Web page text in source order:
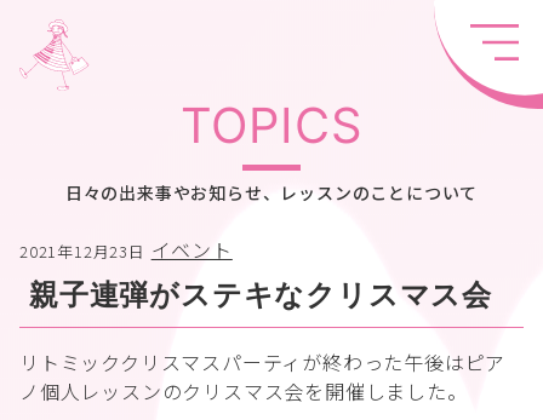
TOPICS
日々の出来事やお知らせ、レッスンのことについて
2021年12月23日 イベント
親子連弾がステキなクリスマス会
リトミッククリスマスパーティが終わった午後はピア
ノ個人レッスンのクリスマス会を開催しました。